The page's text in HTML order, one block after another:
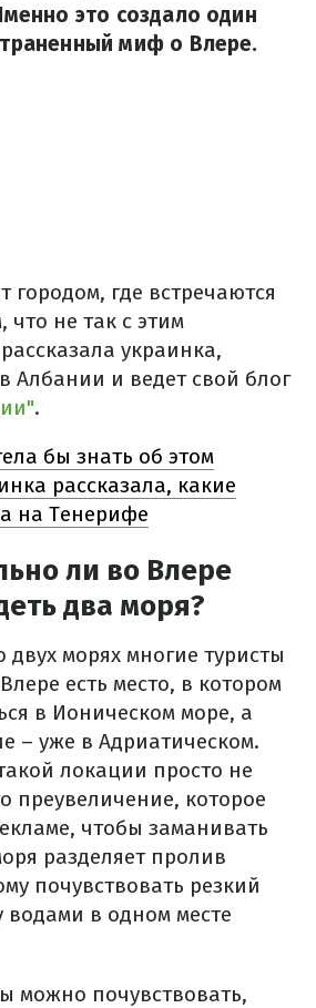
это создало один
миф о Влере.
городом, где встречаются
что не так с этим
украинка,
Албании и ведет свой блог
.
бы знать об этом
рассказала, какие
на Тенерифе
ли во Влере
два моря?
двух морях многие туристы
есть место, в котором
в Ионическом море, а
– уже в Адриатическом.
локации просто не
преувеличение, которое
чтобы заманивать
разделяет пролив
почувствовать резкий
водами в одном месте
можно почувствовать,